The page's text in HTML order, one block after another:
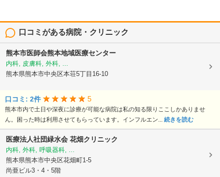
口コミがある病院・クリニック
熊本市医師会熊本地域医療センター
内科, 皮膚科, 外科, ...
熊本県熊本市中央区本荘5丁目16-10
口コミ: 2件 5
熊本市内で土日や深夜に診療が可能な病院は私の知る限りここしかありませ
ん。困った時は利用させてもらっています。インフルエン... 続きを読む
医療法人社団緑水会 花畑クリニック
内科, 外科, 呼吸器科, ...
熊本県熊本市中央区花畑町1-5
尚亜ビル3・4・5階